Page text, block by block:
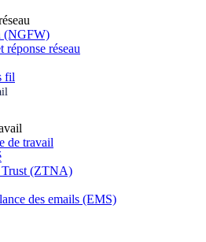
(NGFW)
réseau
fil
de travail
Trust (ZTNA)
des emails (EMS)